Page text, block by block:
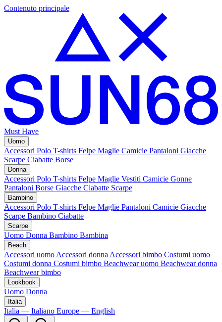
Contenuto principale
Must Have
Uomo
Accessori Polo T-shirts Felpe Maglie Camicie Pantaloni Giacche
Scarpe Ciabatte Borse
Donna
Accessori Polo T-shirts Felpe Maglie Vestiti Camicie Gonne
Pantaloni Borse Giacche Ciabatte Scarpe
Bambino
Accessori Polo T-shirts Felpe Maglie Pantaloni Camicie Giacche
Scarpe Bambino Ciabatte
Scarpe
Uomo Donna Bambino Bambina
Beach
Accessori uomo Accessori donna Accessori bimbo Costumi uomo
Costumi donna Costumi bimbo Beachwear uomo Beachwear donna
Beachwear bimbo
Lookbook
Uomo Donna
Italia
Italia — Italiano Europe — English